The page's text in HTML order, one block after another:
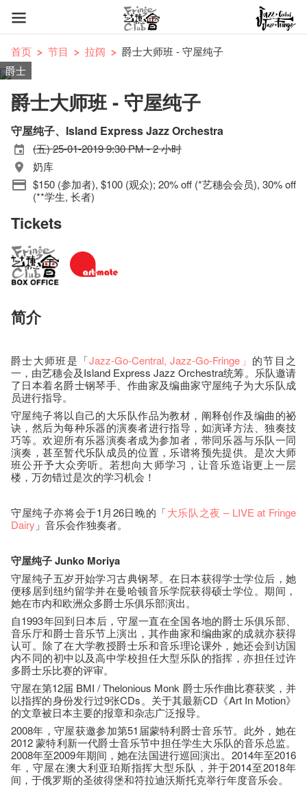
首页 节目 拉阔
爵士大师班 - 守屋纯子
爵士
爵士大师班 - 守屋纯子
守屋纯子、Island Express Jazz Orchestra
(五) 25-01-2019 9:30 PM - 2 小时
奶库
$150 (参加者), $100 (观众); 20% off (*艺穗会会员), 30% off
(**学生, 长者)
Tickets
简介
爵士大师班是「Jazz-Go-Central, Jazz-Go-Fringe 」 的节目之
一，由艺穗会及Island Express Jazz Orchestra统筹。乐队邀请
了日本着名爵士钢琴手、作曲家及编曲家守屋纯子为大乐队成
员进行指导。
守屋纯子将以自己的大乐队作品为教材，阐释创作及编曲的祕
诀，然后为每种乐器的演奏者进行指导，如演译方法、独奏技
巧等。欢迎所有乐器演奏者成为参加者，带同乐器与乐队一同
演奏，甚至暂代乐队成员的位置，乐谱将预先提供。是次大师
班公开予大众旁听。若想向大师学习，让音乐造诣更上一层
楼，万勿错过是次的学习机会！
守屋纯子亦将会于1月26日晚的「大乐队之夜 – LIVE at Fringe
Dairy 」音乐会作独奏者。
守屋纯子 Junko Moriya
守屋纯子五岁开始学习古典钢琴。在日本获得学士学位后，她
便移居到纽约留学并在曼哈顿音乐学院获得硕士学位。期间，
她在市内和欧洲众多爵士乐俱乐部演出。
自1993年回到日本后，守屋一直在全国各地的爵士乐俱乐部、
音乐厅和爵士音乐节上演出，其作曲家和编曲家的成就亦获得
认可。除了在大学教授爵士乐和音乐理论课外，她还会到访国
内不同的初中以及高中学校担任大型乐队的指挥，亦担任过许
多爵士乐比赛的评审。
守屋在第12届 BMI / Thelonious Monk 爵士乐作曲比赛获奖，并
以指挥的身份发行过9张CDs。关于其最新CD《Art In Motion》
的文章被日本主要的报章和杂志广泛报导。
2008年，守屋获邀参加第51届蒙特利爵士音乐节。此外，她在
2012 蒙特利新一代爵士音乐节中担任学生大乐队的音乐总监。
2008年至2009年期间，她在法国进行巡回演出。2014年至2016
年，守屋在澳大利亚珀斯指挥大型乐队，并于2014至2018年
间，于俄罗斯的圣彼得堡和符拉迪沃斯托克举行年度音乐会。